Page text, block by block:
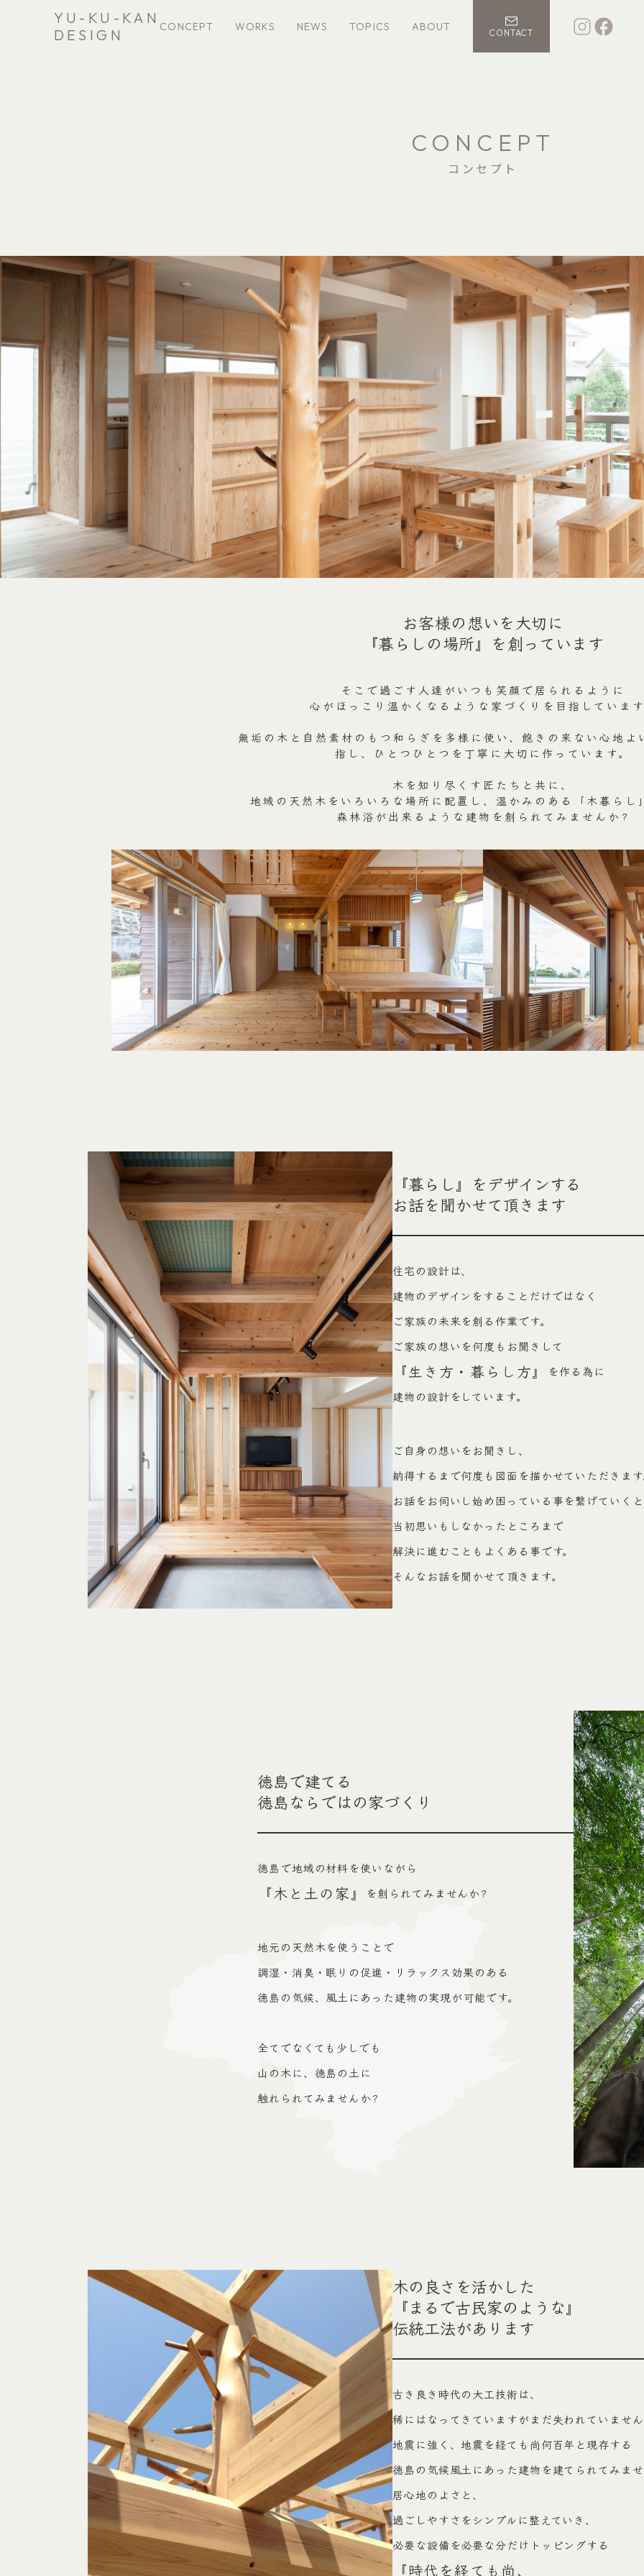
YU-KU-KAN
DESIGN
CONCEPT WORKS NEWS TOPICS ABOUT CONTACT
CONCEPT
コンセプト
お客様の想いを大切に
『暮らしの場所』を創っています
そこで過ごす人達がいつも笑顔で居られるように
心がほっこり温かくなるような家づくりを目指していま
無垢の木と自然素材のもつ和らぎを多様に使い、飽きの来ない心地よ
指し、ひとつひとつを丁寧に大切に作っています。
木を知り尽くす匠たちと共に、
地域の天然木をいろいろな場所に配置し、温かみのある「木暮らし
森林浴が出来るような建物を創られてみませんか?
『暮らし』をデザインする
お話を聞かせて頂きます
住宅の設計は、
建物のデザインをすることだけではなく
ご家族の未来を創る作業です。
ご家族の想いを何度もお聞きして
『生き方・暮らし方』
を作る為に
建物の設計をしています。
ご自身の想いをお聞きし、
納得するまで何度も図面を描かせていただきま
お話をお伺いし始め困っている事を繋げていくと
当初思いもしなかったところまで
解決に進むこともよくある事です。
そんなお話を聞かせて頂きます。
徳島で建てる
徳島ならではの家づくり
徳島で地域の材料を使いながら
『木と土の家』 を創られてみませんか?
地元の天然木を使うことで
調湿・消臭・眠りの促進・リラックス効果のある
徳島の気候、風土にあった建物の実現が可能です。
全てでなくても少しでも
山の木に、徳島の土に
触れられてみませんか?
木の良さを活かした
『まるで古民家のような』
伝統工法があります
古き良き時代の大工技術は、
稀にはなってきていますがまだ失われていませ
地震に強く、地震を経ても尚何百年と現存する
徳島の気候風土にあった建物を建てられてみま
居心地のよさと、
過ごしやすさをシンプルに整えていき、
必要な設備を必要な分だけトッピングする
『時代を経ても尚､